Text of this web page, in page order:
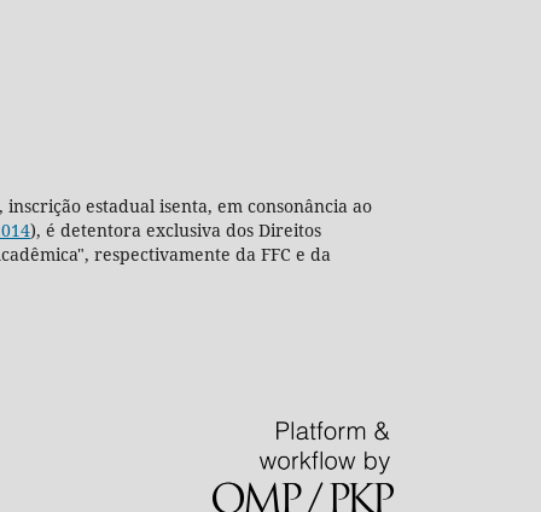
inscrição estadual isenta, em consonância ao
), é detentora exclusiva dos Direitos
respectivamente da FFC e da